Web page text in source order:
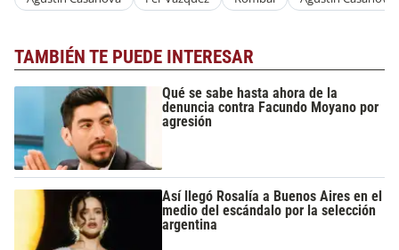
TAMBIÉN TE PUEDE INTERESAR
Qué se sabe hasta ahora de la
denuncia contra Facundo Moyano por
agresión
Así llegó Rosalía a Buenos Aires en el
medio del escándalo por la selección
argentina